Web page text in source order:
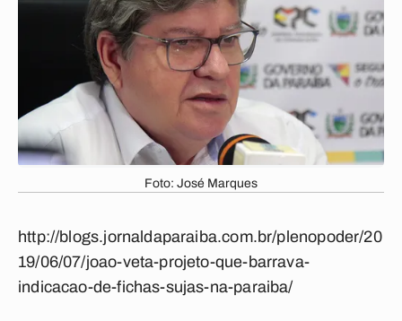
Foto: José Marques
http://blogs.jornaldaparaiba.com.br/plenopoder/20
19/06/07/joao-veta-projeto-que-barrava-
indicacao-de-fichas-sujas-na-paraiba/